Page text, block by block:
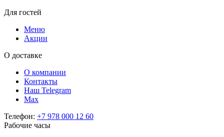
Для гостей
Меню
Акции
О доставке
О компании
Контакты
Наш Telegram
Мах
Телефон: +7 978 000 12 60
Рабочие часы